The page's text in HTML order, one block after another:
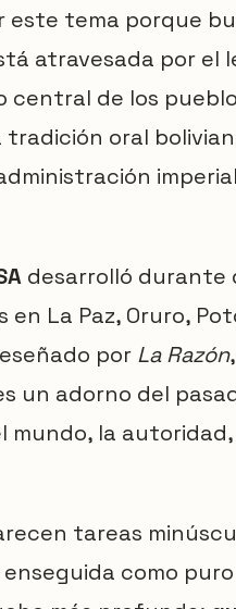
este tema porque
atravesada por el
central de los
oral
desarrolló durante
La Paz, Oruro,
por La Razón
un adorno del
mundo, la
tareas
como